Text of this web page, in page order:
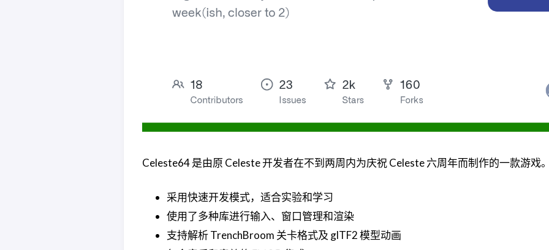
Celeste64 是由原 Celeste 开发者在不到两周内为庆祝 Celeste 六周年而制作的一款游戏
采用快速开发模式，适合实验和学习
使用了多种库进行输入、窗口管理和渲染
支持解析 TrenchBroom 关卡格式及 glTF2 模型动画